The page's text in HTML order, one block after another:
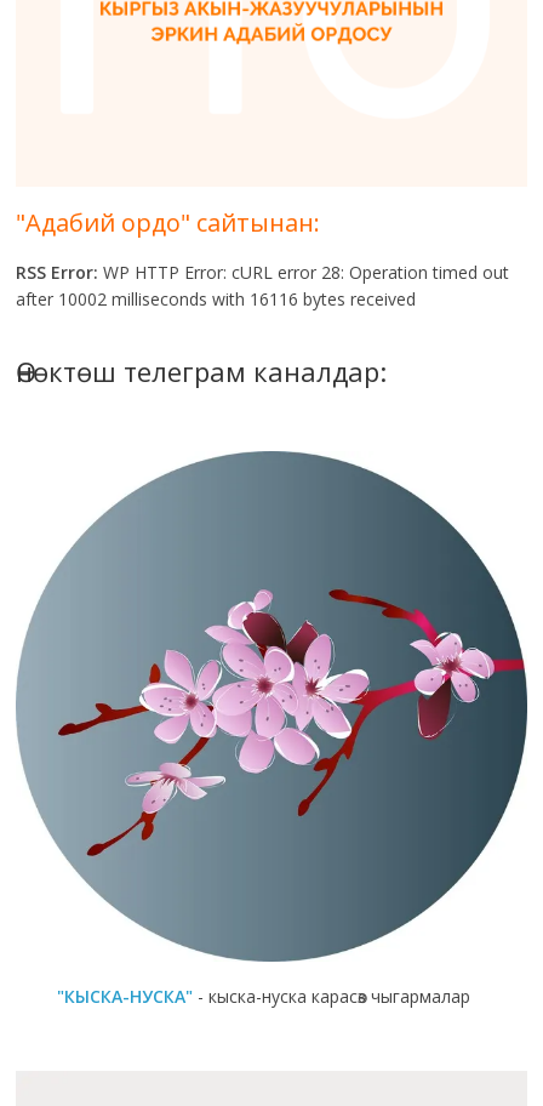
"Адабий ордо" сайтынан:
RSS Error: WP HTTP Error: cURL error 28: Operation timed out
after 10002 milliseconds with 16116 bytes received
Өнөктөш телеграм каналдар:
"КЫСКА-НУСКА" - кыска-нуска карасөз чыгармалар